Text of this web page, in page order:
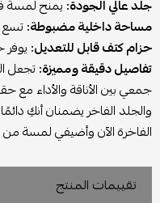
جلد عالي الجودة: يمنح لمسة
مساحة داخلية مضبوطة:تسع
حزام كتف قابل للتعديل:
تفاصيل دقيقة ومميزة:تجعل
والجلد الفاخر يضمنان أنكِ
الفاخرة الآن وأضيفي لمسة من
تقييمات المنتج